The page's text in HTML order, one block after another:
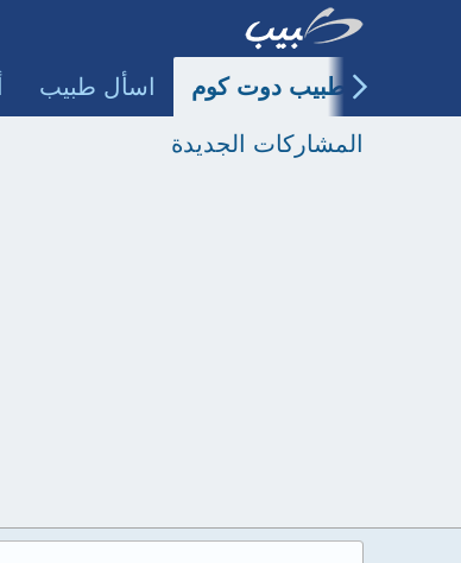
طبيب دوت كوم اسأل طبيب
المشاركات الجديدة